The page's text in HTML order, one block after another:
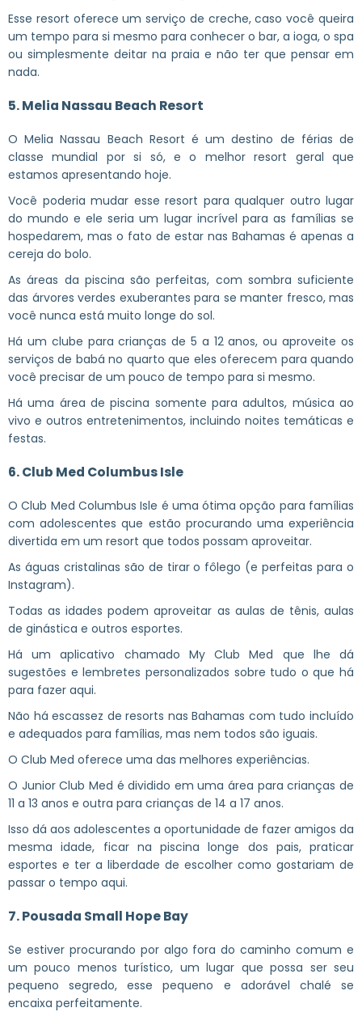
Esse resort oferece um serviço de creche, caso você queira
um tempo para si mesmo para conhecer o bar, a ioga, o spa
ou simplesmente deitar na praia e não ter que pensar em
nada.
5. Melia Nassau Beach Resort
O Melia Nassau Beach Resort é um destino de férias de
classe mundial por si só, e o melhor resort geral que
estamos apresentando hoje.
Você poderia mudar esse resort para qualquer outro lugar
do mundo e ele seria um lugar incrível para as famílias se
hospedarem, mas o fato de estar nas Bahamas é apenas a
cereja do bolo.
As áreas da piscina são perfeitas, com sombra suficiente
das árvores verdes exuberantes para se manter fresco, mas
você nunca está muito longe do sol.
Há um clube para crianças de 5 a 12 anos, ou aproveite os
serviços de babá no quarto que eles oferecem para quando
você precisar de um pouco de tempo para si mesmo.
Há uma área de piscina somente para adultos, música ao
vivo e outros entretenimentos, incluindo noites temáticas e
festas.
6. Club Med Columbus Isle
O Club Med Columbus Isle é uma ótima opção para famílias
com adolescentes que estão procurando uma experiência
divertida em um resort que todos possam aproveitar.
As águas cristalinas são de tirar o fôlego (e perfeitas para o
Instagram).
Todas as idades podem aproveitar as aulas de tênis, aulas
de ginástica e outros esportes.
Há um aplicativo chamado My Club Med que lhe dá
sugestões e lembretes personalizados sobre tudo o que há
para fazer aqui.
Não há escassez de resorts nas Bahamas com tudo incluído
e adequados para famílias, mas nem todos são iguais.
O Club Med oferece uma das melhores experiências.
O Junior Club Med é dividido em uma área para crianças de
11 a 13 anos e outra para crianças de 14 a 17 anos.
Isso dá aos adolescentes a oportunidade de fazer amigos da
mesma idade, ficar na piscina longe dos pais, praticar
esportes e ter a liberdade de escolher como gostariam de
passar o tempo aqui.
7. Pousada Small Hope Bay
Se estiver procurando por algo fora do caminho comum e
um pouco menos turístico, um lugar que possa ser seu
pequeno segredo, esse pequeno e adorável chalé se
encaixa perfeitamente.